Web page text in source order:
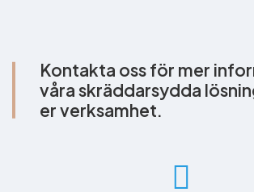
Kontakta oss för mer
våra skräddarsydda
er verksamhet.